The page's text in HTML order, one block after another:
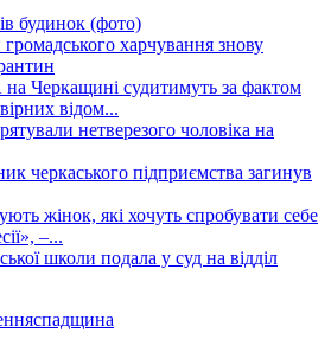
будинок (фото)
громадського харчування знову
Черкащині судитимуть за фактом
відом...
нетверезого чоловіка на
черкаського підприємства загинув
жінок, які хочуть спробувати себе
–...
школи подала у суд на відділ
спадщина